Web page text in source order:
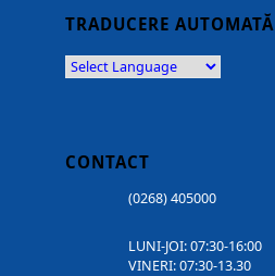
TRADUCERE AUTOMATĂ
CONTACT
(0268) 405000
LUNI-JOI: 07:30-16:00
VINERI: 07:30-13.30